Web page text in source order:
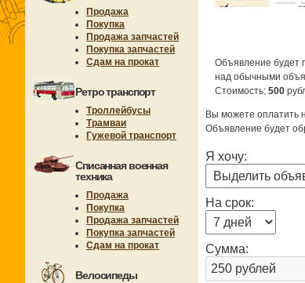
Продажа
Покупка
Продажа запчастей
Покупка запчастей
Сдам на прокат
Ретро транспорт
Троллейбусы
Трамваи
Гужевой транспорт
Списанная военная
техника
Продажа
Покупка
Продажа запчастей
Покупка запчастей
Сдам на прокат
Велосипеды
Объявление будет
над обычными
Стоимость: 500
Вы можете оплатить
Объявление будет
Я хочу:
На срок:
Сумма: